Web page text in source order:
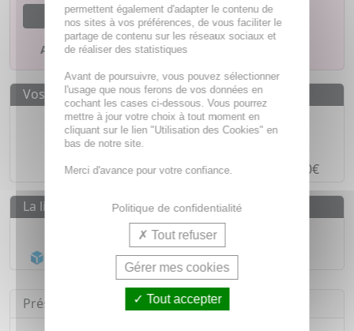
M'avertir dès que le produit sera disponible
Ajouter à mes favoris
Vos avantages
Des prixIMBATTABLES
Paiement en ligne
Paiement en4 fois sans fraisà partir de 30€
La livraison
Livraison gratuite dès55€
Acheminement Chronoposten 24h*
Présentation
permettent également d'adapter le contenu de
nos sites à vos préférences, de vous faciliter le
partage de contenu sur les réseaux sociaux et
de réaliser des statistiques
Avant de poursuivre, vous pouvez sélectionner
l'usage que nous ferons de vos données en
cochant les cases ci-dessous. Vous pourrez
mettre à jour votre choix à tout moment en
cliquant sur le lien "Utilisation des Cookies" en
bas de notre site.
Merci d'avance pour votre confiance.
Politique de confidentialité
Tout refuser
Gérer mes cookies
Tout accepter